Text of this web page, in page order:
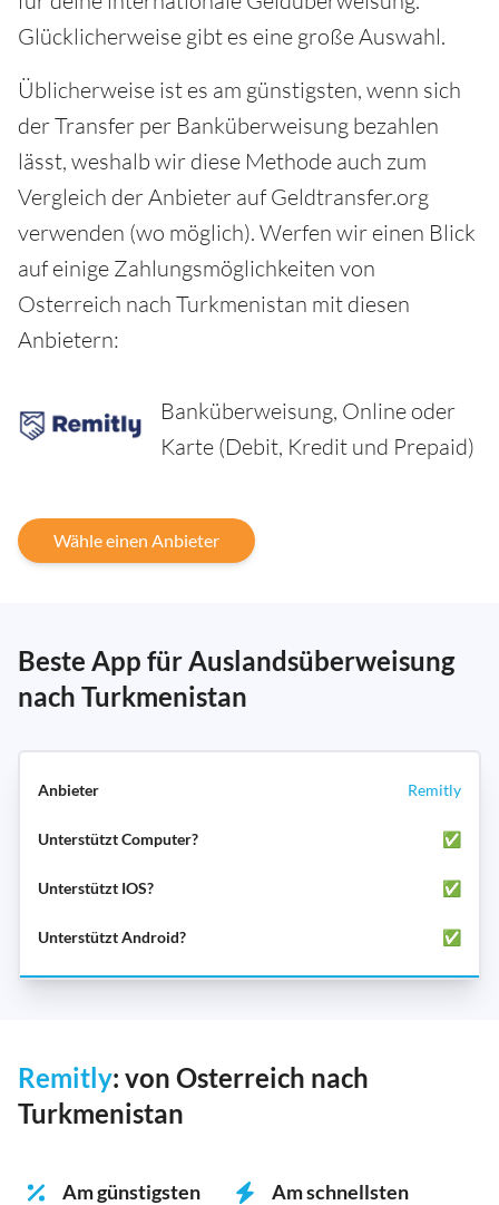
Glücklicherweise gibt es eine große Auswahl.
Üblicherweise ist es am günstigsten, wenn sich
der Transfer per Banküberweisung bezahlen
lässt, weshalb wir diese Methode auch zum
Vergleich der Anbieter auf Geldtransfer.org
verwenden (wo möglich). Werfen wir einen Blick
auf einige Zahlungsmöglichkeiten von
Osterreich nach Turkmenistan mit diesen
Anbietern:
Banküberweisung, Online oder
Karte (Debit, Kredit und Prepaid)
Wähle einen Anbieter
Beste App für Auslandsüberweisung
nach Turkmenistan
Remitly
✅
✅
✅
Remitly: von Osterreich nach
Turkmenistan
Am günstigsten
Am schnellsten